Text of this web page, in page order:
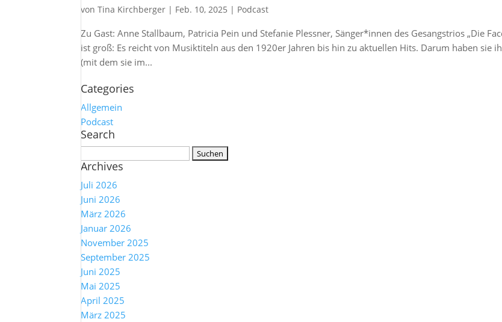
vonTina Kirchberger | Feb. 10, 2025 | Podcast
Zu Gast: Anne Stallbaum, Patricia Pein und Stefanie Plessner, Sänger*innen des Gesangstrios „Die
ist groß: Es reicht von Musiktiteln aus den 1920er Jahren bis hin zu aktuellen Hits. Darum haben sie
(mit dem sie im...
Categories
Allgemein
Podcast
Search
nach:
Archives
Juli 2026
Juni 2026
März 2026
Januar 2026
November 2025
September 2025
Juni 2025
Mai 2025
April 2025
März 2025